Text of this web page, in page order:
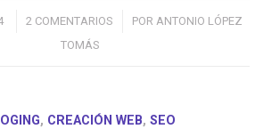
2 COMENTARIOS
/ POR ANTONIO LÓPEZ
TOMÁS
, CREACIÓN WEB, SEO